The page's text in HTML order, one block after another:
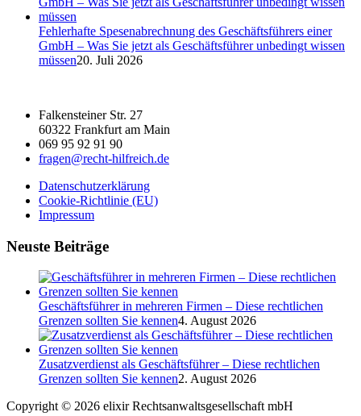
Fehlerhafte Spesenabrechnung des Geschäftsführers einer
GmbH – Was Sie jetzt als Geschäftsführer unbedingt wissen
müssen20. Juli 2026
Falkensteiner Str. 27
60322 Frankfurt am Main
069 95 92 91 90
fragen@recht-hilfreich.de
Datenschutzerklärung
Cookie-Richtlinie (EU)
Impressum
Neuste Beiträge
Geschäftsführer in mehreren Firmen – Diese rechtlichen
Grenzen sollten Sie kennen4. August 2026
Zusatzverdienst als Geschäftsführer – Diese rechtlichen
Grenzen sollten Sie kennen2. August 2026
Copyright © 2026 elixir Rechtsanwaltsgesellschaft mbH